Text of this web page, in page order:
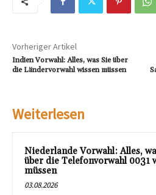
Vorheriger Artikel
Indien Vorwahl: Alles, was Sie über
die Ländervorwahl wissen müssen
Weiterlesen
Niederlande Vorwahl: Alles,
über die Telefonvorwahl 0031
müssen
03.08.2026